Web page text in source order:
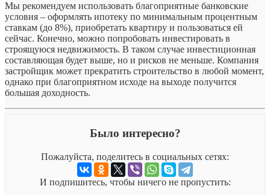
Мы рекомендуем использовать благоприятные банковские
условия – оформлять ипотеку по минимальным процентным
ставкам (до 8%), приобретать квартиру и пользоваться ей
сейчас. Конечно, можно попробовать инвестировать в
строящуюся недвижимость. В таком случае инвестиционная
составляющая будет выше, но и рисков не меньше. Компания
застройщик может прекратить строительство в любой момент,
однако при благоприятном исходе на выходе получится
большая доходность.
Было интересно?
Пожалуйста, поделитесь в социальных сетях:
И подпишитесь, чтобы ничего не пропустить: